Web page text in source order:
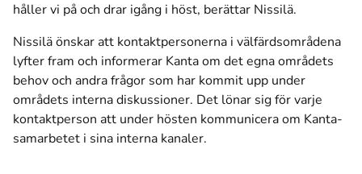
håller vi på och drar igång i höst, berättar Nissilä.
Nissilä önskar att kontaktpersonerna i välfärdsområdena
lyfter fram och informerar Kanta om det egna områdets
behov och andra frågor som har kommit upp under
områdets interna diskussioner. Det lönar sig för varje
kontaktperson att under hösten kommunicera om Kanta-
samarbetet i sina interna kanaler.